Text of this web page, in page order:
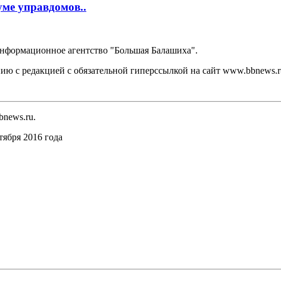
управдомов..
агентство "Большая Балашиха".
с редакцией с обязательной гиперссылкой на сайт
2016 года